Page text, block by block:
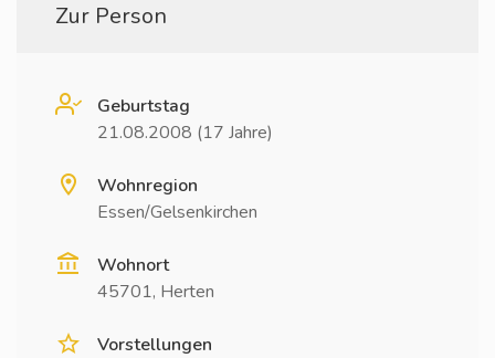
Zur Person
Geburtstag
21.08.2008 (17 Jahre)
Wohnregion
Essen/Gelsenkirchen
Wohnort
45701, Herten
Vorstellungen